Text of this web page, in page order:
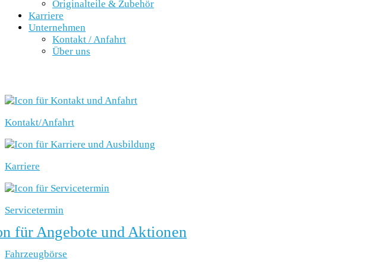
Originalteile & Zubehör
Karriere
Unternehmen
Kontakt / Anfahrt
Über uns
Kontakt/Anfahrt
Karriere
Servicetermin
Fahrzeugbörse